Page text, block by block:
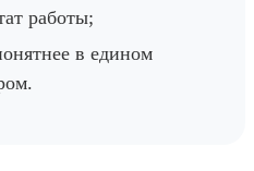
работы;
в едином